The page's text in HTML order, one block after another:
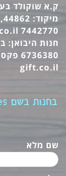
7442770
6736380 פקס: 03-6733140
gift.co.il
בחנות בשם goodies ביאליק רמת גן
שם מלא